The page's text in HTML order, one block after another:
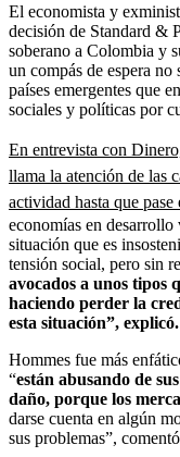
El economista y
decisión de Standard &
soberano a Colombia y
un compás de espera
países emergentes que
sociales y políticas por
En entrevista con
llama la atención de las
actividad hasta que pase
economías en desarrollo
situación que es
tensión social, pero sin
avocados a unos tipos
haciendo perder la
esta situación”, explicó.
Hommes fue más
“están abusando de
daño, porque los
darse cuenta en algún
sus problemas”,